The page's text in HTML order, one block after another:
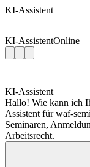
KI-Assistent
KI-AssistentOnline
KI-Assistent
Hallo! Wie kann ich
Assistent für waf-
Seminaren,
Arbeitsrecht.